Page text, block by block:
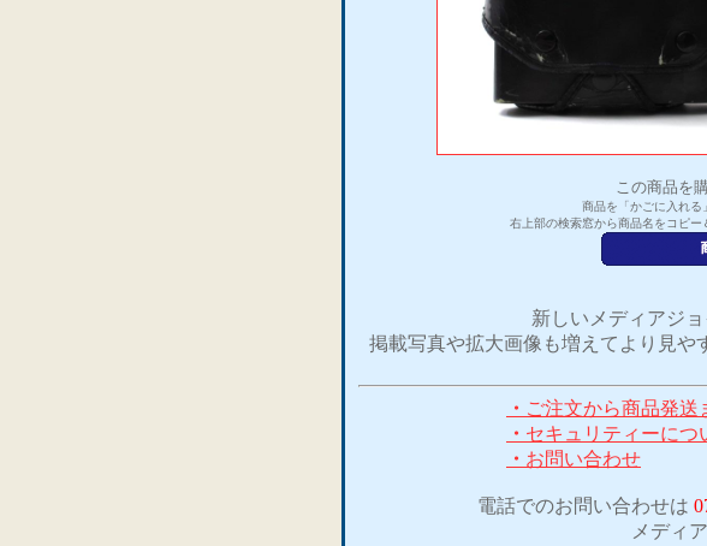
この商品を
商品を「かごに入れる
右上部の検索窓から商品名をコピー
新しいメディアジ
掲載写真や拡大画像も増えてより見や
・ ご注文から商品発送
・ セキュリティーにつ
・ お問い合わせ
電話でのお問い合わせは
メディ